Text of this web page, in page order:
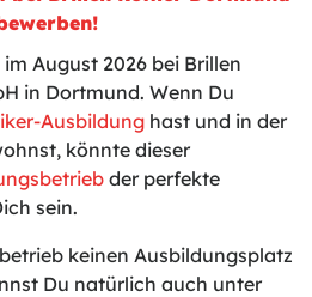
August 2026 bei Brillen
in Dortmund. Wenn Du
Ausbildung hast und in der
könnte dieser
der perfekte
sein.
keinen Ausbildungsplatz
Du natürlich auch unter